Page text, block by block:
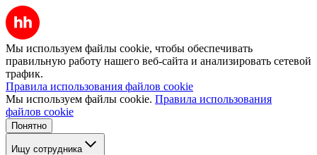
Мы используем файлы cookie, чтобы обеспечивать
правильную работу нашего веб-сайта и анализировать сетевой
трафик.
Правила использования файлов cookie
Мы используем файлы cookie. Правила использования
файлов cookie
Понятно
Ищу сотрудника